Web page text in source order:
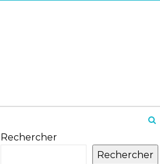
Rechercher
Rechercher